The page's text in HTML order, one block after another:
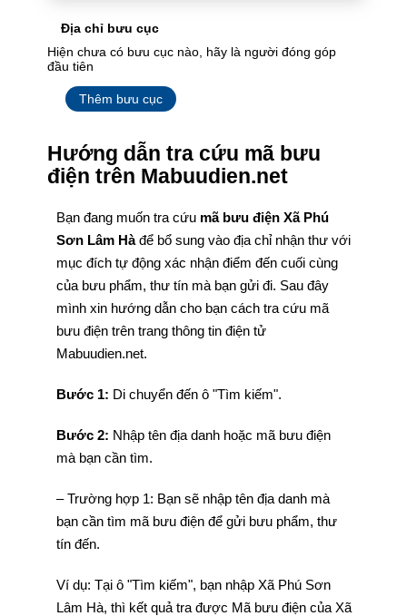
Địa chỉ bưu cục
Hiện chưa có bưu cục nào, hãy là người đóng góp
đầu tiên
Thêm bưu cục
Hướng dẫn tra cứu mã bưu
điện trên Mabuudien.net
Bạn đang muốn tra cứu mã bưu điện Xã Phú
Sơn Lâm Hàđể bổ sung vào địa chỉ nhận thư với
mục đích tự động xác nhận điểm đến cuối cùng
của bưu phẩm, thư tín mà bạn gửi đi. Sau đây
mình xin hướng dẫn cho bạn cách tra cứu mã
bưu điện trên trang thông tin điện tử
Mabuudien.net.
Bước 1: Di chuyển đến ô "Tìm kiếm".
Bước 2: Nhập tên địa danh hoặc mã bưu điện
mà bạn cần tìm.
– Trường hợp 1: Bạn sẽ nhập tên địa danh mà
bạn cần tìm mã bưu điện để gửi bưu phẩm, thư
tín đến.
Ví dụ: Tại ô "Tìm kiếm", bạn nhập Xã Phú Sơn
Lâm Hà, thì kết quả tra được Mã bưu điện của Xã